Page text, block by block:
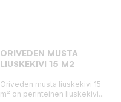
ORIVEDEN MUSTA
LIUSKEKIVI 15 M2
Oriveden musta liuskekivi 15
m² on perinteinen liuskekivi...